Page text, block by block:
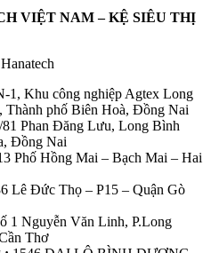
VIỆT NAM – KỆ SIÊU THỊ
1, Khu công nghiệp Agtex Long
phố Biên Hoà, Đồng Nai
Phan Đăng Lưu, Long Bình
Đồng Nai
Phố Hồng Mai – Bạch Mai – Hai
Lê Đức Thọ – P15 – Quận Gò
1 Nguyễn Văn Linh, P.Long
Thơ